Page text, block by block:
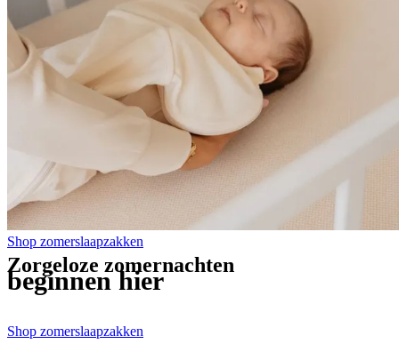
Shop zomerslaapzakken
Zorgeloze zomernachten
beginnen hier
Shop zomerslaapzakken